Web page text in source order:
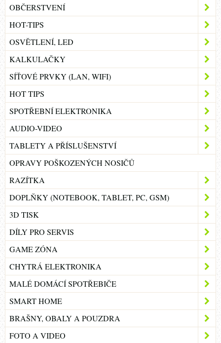
OBČERSTVENÍ
HOT-TIPS
OSVĚTLENÍ, LED
KALKULAČKY
SÍŤOVÉ PRVKY (LAN, WIFI)
HOT TIPS
SPOTŘEBNÍ ELEKTRONIKA
AUDIO-VIDEO
TABLETY A PŘÍSLUŠENSTVÍ
OPRAVY POŠKOZENÝCH NOSIČŮ
RAZÍTKA
DOPLŇKY (NOTEBOOK, TABLET, PC, GSM)
3D TISK
DÍLY PRO SERVIS
GAME ZÓNA
CHYTRÁ ELEKTRONIKA
MALÉ DOMÁCÍ SPOTŘEBIČE
SMART HOME
BRAŠNY, OBALY A POUZDRA
FOTO A VIDEO